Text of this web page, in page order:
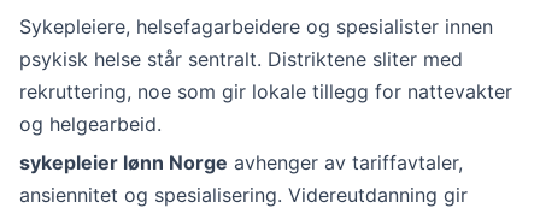
Sykepleiere, helsefagarbeidere og spesialister innen
psykisk helse står sentralt. Distriktene sliter med
rekruttering, noe som gir lokale tillegg for nattevakter
og helgearbeid.
sykepleier lønn Norge avhenger av tariffavtaler,
ansiennitet og spesialisering. Videreutdanning gir